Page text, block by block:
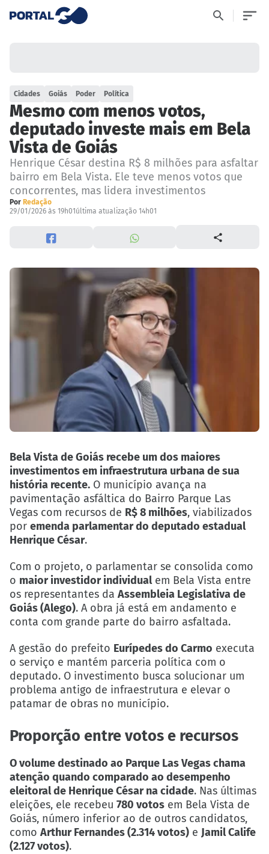
Cidades Goiás Poder Política
Mesmo com menos votos,
deputado investe mais em Bela
Vista de Goiás
Henrique César destina R$ 8 milhões para asfaltar
bairro em Bela Vista. Ele teve menos votos que
concorrentes, mas lidera investimentos
Por Redação
29/01/2026 às 19h01 última atualização 14h01
Bela Vista de Goiás recebe um dos maiores
investimentos em infraestrutura urbana de sua
história recente. O município avança na
pavimentação asfáltica do Bairro Parque Las
Vegas com recursos de R$ 8 milhões, viabilizados
por emenda parlamentar do deputado estadual
Henrique César.
Com o projeto, o parlamentar se consolida como
o maior investidor individualem Bela Vista entre
os representantes da Assembleia Legislativa de
Goiás (Alego). A obra já está em andamento e
conta com grande parte do bairro asfaltada.
A gestão do prefeito Eurípedes do Carmo executa
o serviço e mantém parceria política com o
deputado. O investimento busca solucionar um
problema antigo de infraestrutura e elevar o
patamar de obras no município.
Proporção entre votos e recursos
O volume destinado ao Parque Las Vegas chama
atenção quando comparado ao desempenho
eleitoral de Henrique César na cidade. Nas últimas
eleições, ele recebeu 780 votos em Bela Vista de
Goiás, número inferior ao de outros candidatos,
como Arthur Fernandes (2.314 votos) e Jamil Calife
(2.127 votos).